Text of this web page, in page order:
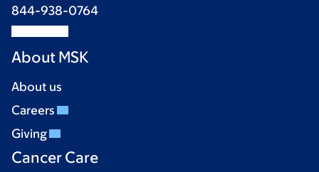
844-938-0764
About MSK
About us
Careers
Giving
Cancer Care